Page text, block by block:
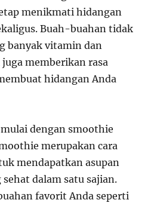
menikmati hidangan
Buah-buahan tidak
banyak vitamin dan
memberikan rasa
hidangan Anda
dengan smoothie
merupakan cara
mendapatkan asupan
dalam satu sajian.
favorit Anda seperti